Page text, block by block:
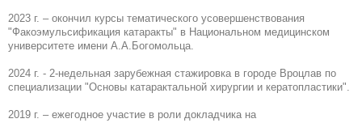
2023 г. – окончил курсы тематического усовершенствования
"Факоэмульсификация катаракты" в Национальном медицинском
университете имени А.А.Богомольца.
2024 г. - 2-недельная зарубежная стажировка в городе Вроцлав по
специализации "Основы катарактальной хирургии и кератопластики".
2019 г. – ежегодное участие в роли докладчика на